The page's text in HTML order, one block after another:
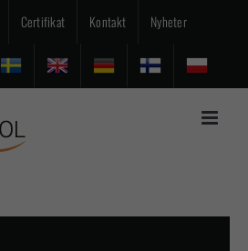
Certifikat Kontakt Nyheter